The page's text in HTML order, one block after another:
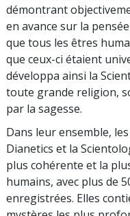
démontrant
en avance sur la
que tous les êtres
que ceux-ci étaient
développa ainsi la
toute grande religion,
par la sagesse.
Dans leur ensemble,
Dianetics et la
plus cohérente et la
humains, avec plus de
enregistrées. Elles